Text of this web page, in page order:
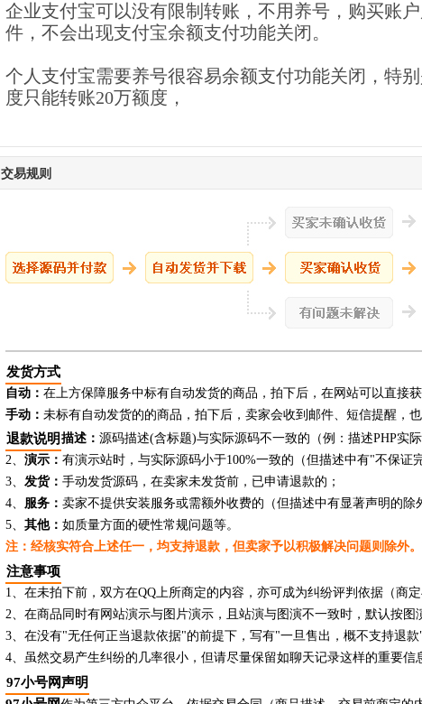
企业支付宝可以没有限制转账，不用养号，购买账
件，不会出现支付宝余额支付功能关闭。
个人支付宝需要养号很容易余额支付功能关闭，特
度只能转账20万额度，
交易规则
发货方式
自动： 在上方保障服务中标有自动发货的商品，拍下后，在网站可以直接
手动： 未标有自动发货的的商品，拍下后，卖家会收到邮件、短信提醒，
退款说明 描述： 源码描述(含标题)与实际源码不一致的（例：描述PHP实
2、 演示： 有演示站时，与实际源码小于100%一致的（但描述中有"不保证
3、 发货： 手动发货源码，在卖家未发货前，已申请退款的；
4、 服务： 卖家不提供安装服务或需额外收费的（但描述中有显著声明的除
5、 其他： 如质量方面的硬性常规问题等。
注：经核实符合上述任一，均支持退款，但卖家予以积极解决问题则除外
注意事项
1、在未拍下前，双方在QQ上所商定的内容，亦可成为纠纷评判依据（商
2、在商品同时有网站演示与图片演示，且站演与图演不一致时，默认按图
3、在没有"无任何正当退款依据"的前提下，写有"一旦售出，概不支持退款
4、虽然交易产生纠纷的几率很小，但请尽量保留如聊天记录这样的重要信
97小号网声明